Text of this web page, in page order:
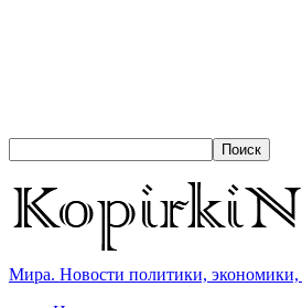
Мира. Новости политики,